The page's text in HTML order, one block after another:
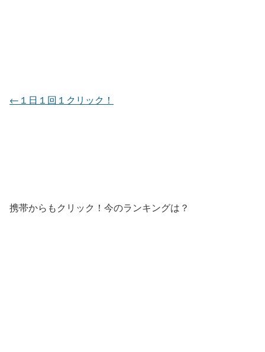
←１日１回１クリック！
携帯からもクリック！今のランキングは？